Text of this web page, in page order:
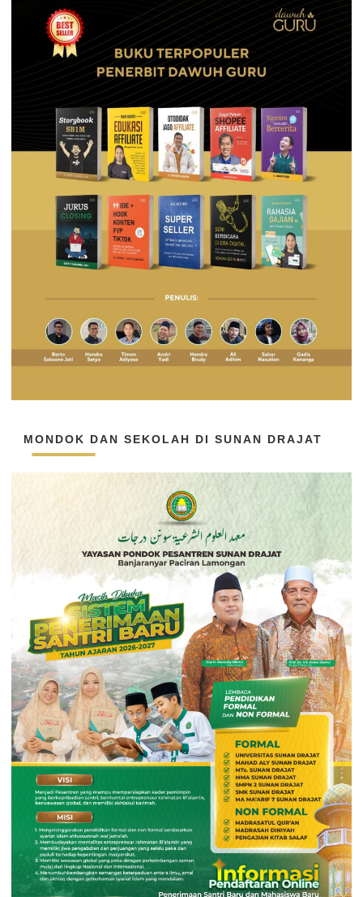
MONDOK DAN SEKOLAH DI SUNAN DRAJAT